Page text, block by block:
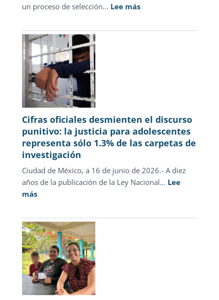
un proceso de selección... Lee más:
julio
Cifras oficiales desmienten el discurso
punitivo: la justicia para adolescentes
representa sólo 1.3% de las carpetas de
investigación
Ciudad de México, a 16 de junio de 2026.- A diez
años de la publicación de la Ley Nacional... Lee
más:
oficiales
desmienten
el
discurso
punitivo:
la
justicia